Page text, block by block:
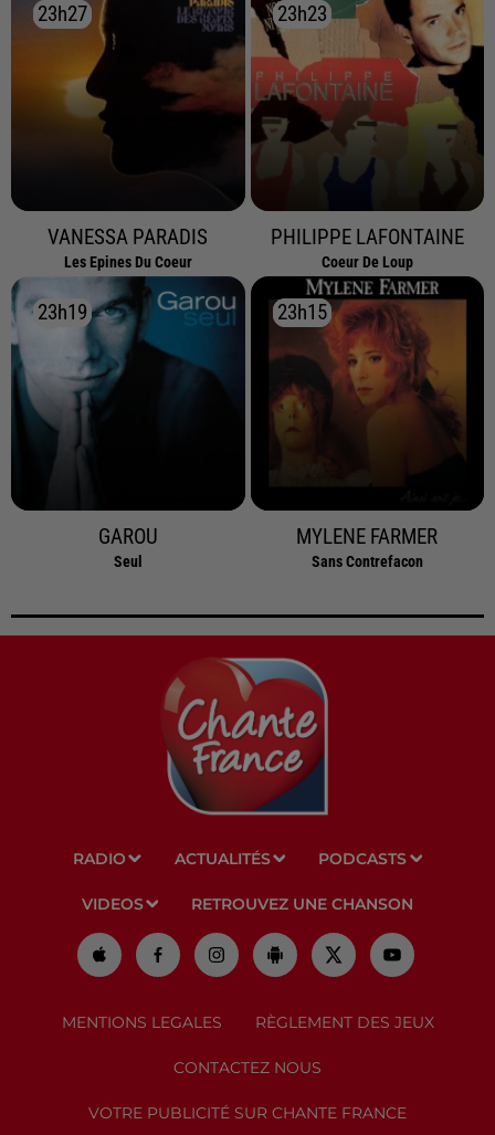
23h27
23h27
VANESSA PARADIS
Les Epines Du Coeur
23h23
23h23
PHILIPPE LAFONTAINE
Coeur De Loup
23h19
23h19
GAROU
Seul
23h15
23h15
MYLENE FARMER
Sans Contrefacon
RADIO ACTUALITÉS PODCASTS
VIDEOS RETROUVEZ UNE CHANSON
MENTIONS LEGALES RÈGLEMENT DES JEUX
CONTACTEZ NOUS
VOTRE PUBLICITÉ SUR CHANTE FRANCE